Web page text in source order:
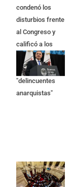
condenó los
disturbios frente
al Congreso y
calificó a los
responsables
como
"delincuentes
anarquistas"